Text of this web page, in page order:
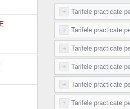
+ Tarifele practicate
+ Tarifele practicate
+ Tarifele practicate
+ Tarifele practicate
+ Tarifele practicate
+ Tarifele practicate